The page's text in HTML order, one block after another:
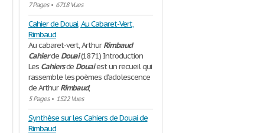
7 Pages• 6718 Vues
Cahier de Douai, Au Cabaret-Vert,
Rimbaud
Au cabaret-vert, ArthurRimbaud
Cahierde Douai(1871) Introduction
Les Cahiersde Douaiest un recueil qui
rassemble les poèmes d’adolescence
de ArthurRimbaud,
5 Pages• 1522 Vues
Synthèse sur les Cahiers de Douai de
Rimbaud